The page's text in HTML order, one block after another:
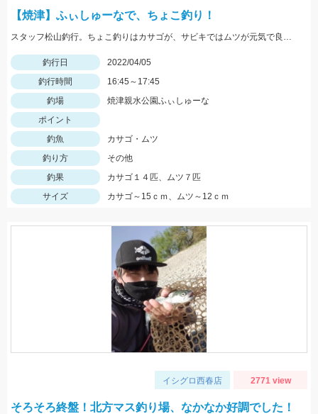
【焼津】ふぃしゅーなで、ちょこ釣り！
スタッフ松山釣行。ちょこ釣りはカサゴが、サビキではムツが元気で良く釣れました。全てリリースしました。
釣行日
2022/04/05
釣行時間
16:45～17:45
釣場
焼津親水公園ふぃしゅーな
ポイント
釣魚
カサゴ・ムツ
釣り方
その他
釣果
カサゴ１４匹、ムツ７匹
サイズ
カサゴ～15ｃｍ、ムツ～12ｃｍ
イシグロ西春店 2771 view
そろそろ終盤！北方マス釣り場、なかなか好調でした！